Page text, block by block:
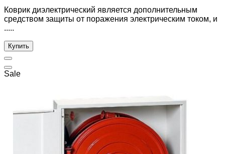
Коврик диэлектрический является дополнительным
средством защиты от поражения электрическим током, и
.....
Купить
Sale